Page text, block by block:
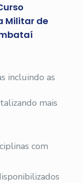
Militar de
incluindo as
mais
com